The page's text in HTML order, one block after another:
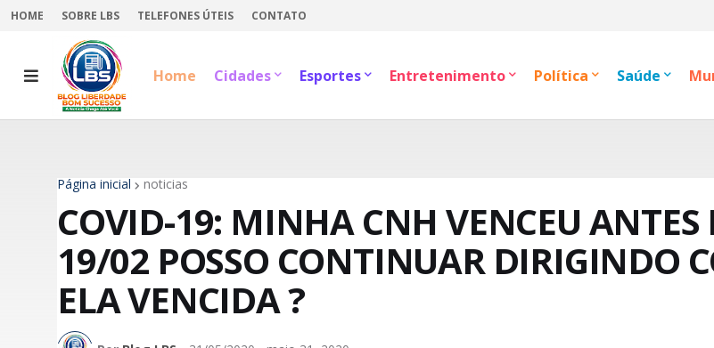
HOME SOBRE LBS TELEFONES ÚTEIS CONTATO
Home
Cidades Esportes Entretenimento Política Saúde
Página inicial noticias
COVID-19: MINHA CNH VENCEU ANTES
19/02 POSSO CONTINUAR DIRIGINDO
ELA VENCIDA ?